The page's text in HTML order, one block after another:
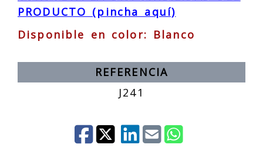
PRODUCTO (pincha aquí)
Disponible en color: Blanco
REFERENCIA
J241